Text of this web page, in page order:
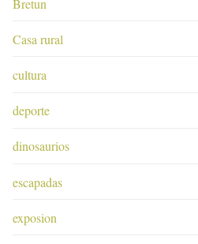
Casa rural
cultura
deporte
dinosaurios
escapadas
exposion